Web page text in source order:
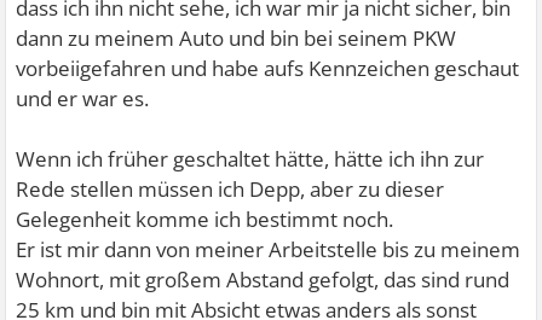
dass ich ihn nicht sehe, ich war mir ja nicht sicher, bin
dann zu meinem Auto und bin bei seinem PKW
vorbeiigefahren und habe aufs Kennzeichen geschaut
und er war es.
Wenn ich früher geschaltet hätte, hätte ich ihn zur
Rede stellen müssen ich Depp, aber zu dieser
Gelegenheit komme ich bestimmt noch.
Er ist mir dann von meiner Arbeitstelle bis zu meinem
Wohnort, mit großem Abstand gefolgt, das sind rund
25 km und bin mit Absicht etwas anders als sonst